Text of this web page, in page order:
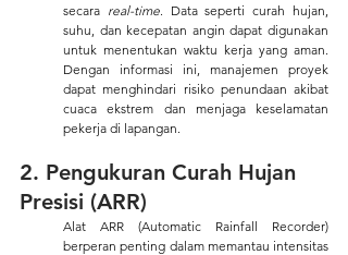
secara real-time. Data seperti curah hujan,
suhu, dan kecepatan angin dapat digunakan
untuk menentukan waktu kerja yang aman.
Dengan informasi ini, manajemen proyek
dapat menghindari risiko penundaan akibat
cuaca ekstrem dan menjaga keselamatan
pekerja di lapangan.
2. Pengukuran Curah Hujan
Presisi (ARR)
Alat ARR (Automatic Rainfall Recorder)
berperan penting dalam memantau intensitas